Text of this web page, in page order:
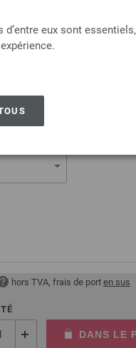
eux sont
hors TVA, frais de porten sus
à liste d'envies
circulaire design en
circulaire design en bois
hors TVA, frais de port en sus
DANS LE